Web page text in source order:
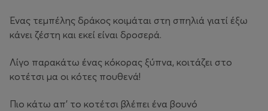
Ένας τεμπέλης δράκος κοιμάται στη σπηλιά γιατί έξω
κάνει ζέστη και εκεί είναι δροσερά.
Λίγο παρακάτω ένας κόκορας ξύπνα, κοιτάζει στο
κοτέτσι μα οι κότες πουθενά!
Πιο κάτω απ’ το κοτέτσι βλέπει ένα βουνό